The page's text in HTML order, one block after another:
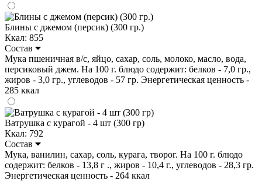
Блины с джемом (персик) (300 гр.)
Ккал: 855
Состав
Мука пшеничная в/с, яйцо, сахар, соль, молоко, масло, вода,
персиковый джем. На 100 г. блюдо содержит: белков - 7,0 гр.,
жиров - 3,0 гр., углеводов - 57 гр. Энергетическая ценность -
285 ккал
Ватрушка с курагой - 4 шт (300 гр)
Ккал: 792
Состав
Мука, ванилин, сахар, соль, курага, творог. На 100 г. блюдо
содержит: белков - 13,8 г ., жиров - 10,4 г., углеводов - 28,3 гр.
Энергетическая ценность - 264 ккал